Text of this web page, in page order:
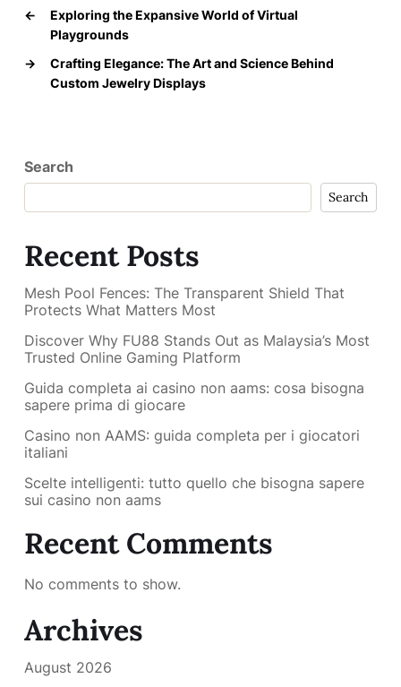
←
Exploring the Expansive World of Virtual
Playgrounds
→
Crafting Elegance: The Art and Science Behind
Custom Jewelry Displays
Search
Search
Recent Posts
Mesh Pool Fences: The Transparent Shield That
Protects What Matters Most
Discover Why FU88 Stands Out as Malaysia’s Most
Trusted Online Gaming Platform
Guida completa ai casino non aams: cosa bisogna
sapere prima di giocare
Casino non AAMS: guida completa per i giocatori
italiani
Scelte intelligenti: tutto quello che bisogna sapere
sui casino non aams
Recent Comments
No comments to show.
Archives
August 2026